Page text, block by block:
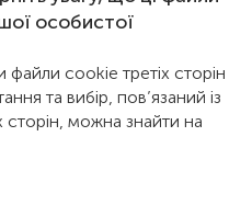
особистої
cookie третіх сторін
та вибір, пов’язаний із
можна знайти на